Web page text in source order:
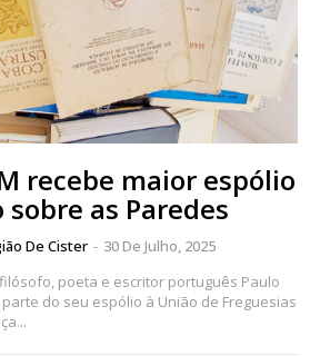
recebe maior espólio
as Paredes
De Cister - 30 De Julho, 2025
poeta e escritor português Paulo
do seu espólio à União de Freguesias